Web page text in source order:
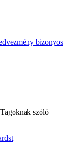
bizonyos
szóló